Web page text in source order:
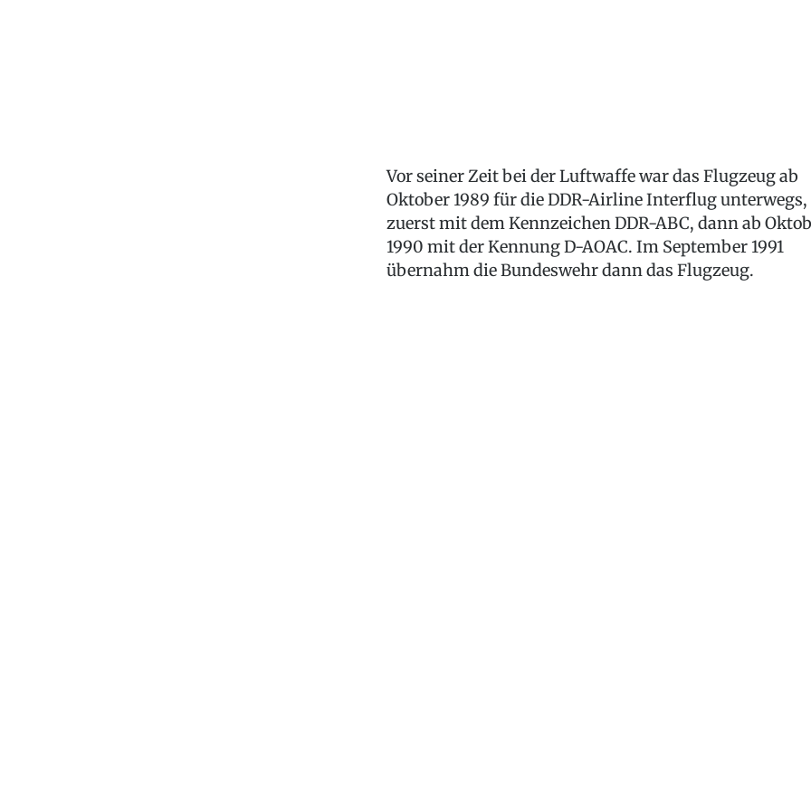
Vor seiner Zeit bei der Luftwaffe war das Flugzeug ab
Oktober 1989 für die DDR-Airline Interflug unterwegs,
zuerst mit dem Kennzeichen DDR-ABC, dann ab
1990 mit der Kennung D-AOAC. Im September 1991
übernahm die Bundeswehr dann das Flugzeug.